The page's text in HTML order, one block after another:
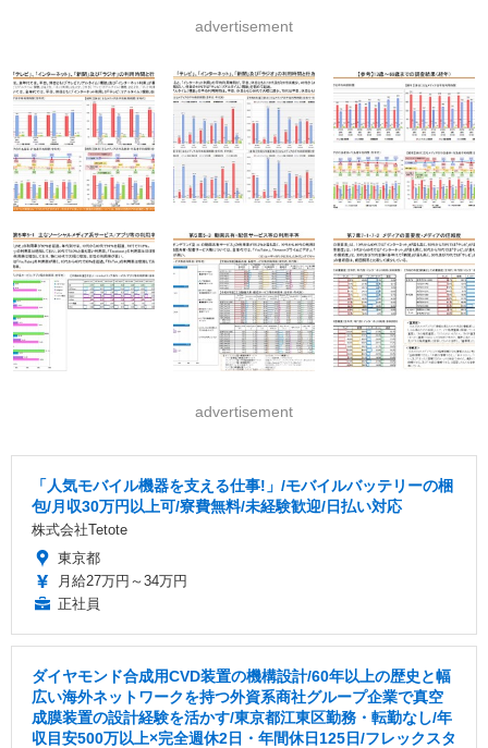
advertisement
advertisement
「人気モバイル機器を支える仕事!」/モバイルバッテリーの梱
包/月収30万円以上可/寮費無料/未経験歓迎/日払い対応
株式会社Tetote
東京都
月給27万円～34万円
正社員
ダイヤモンド合成用CVD装置の機構設計/60年以上の歴史と幅
広い海外ネットワークを持つ外資系商社グループ企業で真空
成膜装置の設計経験を活かす/東京都江東区勤務・転勤なし/年
収目安500万以上×完全週休2日・年間休日125日/フレックスタ